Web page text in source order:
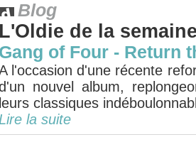
Blog
L'Oldie de la
Gang of Four - Return
l'occasion d'une récente
nouvel album,
leurs classiques
Lire la suite